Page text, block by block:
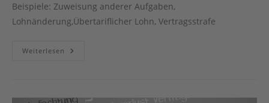
Beispiele: Zuweisung anderer Aufgaben,
Lohnänderung,Übertariflicher Lohn, Vertragsstrafe
Weiterlesen Arbeitsvertrag